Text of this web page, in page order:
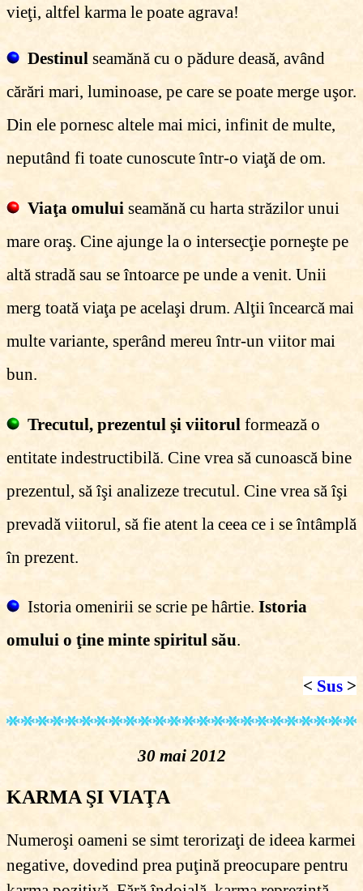
vieţi, altfel karma le poate agrava!
Destinul seamănă cu o pădure deasă, având
cărări mari, luminoase, pe care se poate merge uşor.
Din ele pornesc altele mai mici, infinit de multe,
neputând fi toate cunoscute într-o viaţă de om.
Viaţa omului seamănă cu harta străzilor unui
mare oraş. Cine ajunge la o intersecţie porneşte pe
altă stradă sau se întoarce pe unde a venit. Unii
merg toată viaţa pe acelaşi drum. Alţii încearcă mai
multe variante, sperând mereu într-un viitor mai
bun.
Trecutul, prezentul şi viitorul formează o
entitate indestructibilă. Cine vrea să cunoască bine
prezentul, să îşi analizeze trecutul. Cine vrea să îşi
prevadă viitorul, să fie atent la ceea ce i se întâmplă
în prezent.
Istoria omenirii se scrie pe hârtie. Istoria
omului o ţine minte spiritul său.
< Sus >
30 mai 2012
KARMA ŞI VIAŢA
Numeroşi oameni se simt terorizaţi de ideea karmei
negative, dovedind prea puţină preocupare pentru